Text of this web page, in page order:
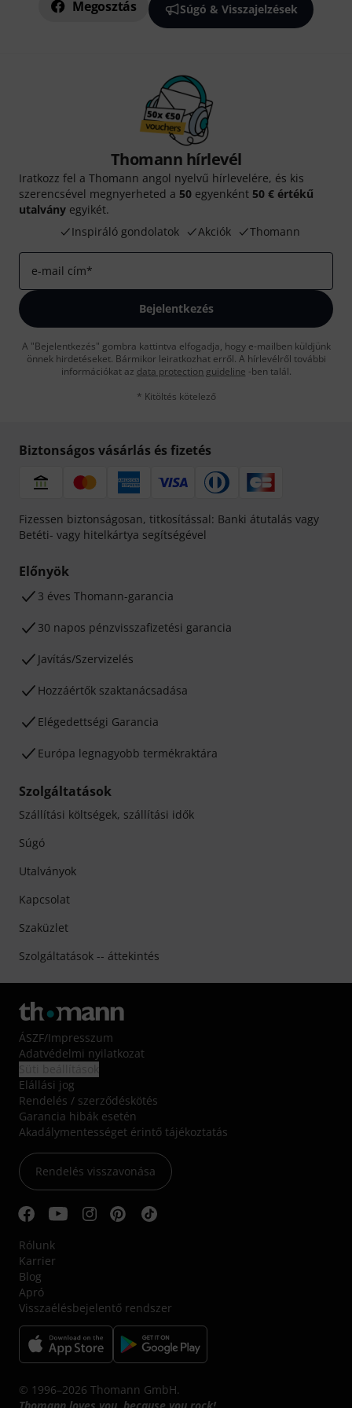
Megosztás Súgó & Visszajelzések
Thomann hírlevél
Iratkozz fel a Thomann angol nyelvű hírlevelére, és kis
szerencsével megnyerheted a 50 egyenként 50 € értékű
utalvány egyikét.
Inspiráló gondolatok
Akciók Thomann
e-mail cím*
Bejelentkezés
A "Bejelentkezés" gombra kattintva elfogadja, hogy e-mailben küldjünk
önnek hirdetéseket. Bármikor leiratkozhat erről. A hírlevélről további
információkat az data protection guideline -ben talál.
* Kitöltés kötelező
Biztonságos vásárlás és fizetés
Fizessen biztonságosan, titkosítással: Banki átutalás vagy
Betéti- vagy hitelkártya segítségével
Előnyök
3 éves Thomann-garancia
30 napos pénzvisszafizetési garancia
Javítás/Szervizelés
Hozzáértők szaktanácsadása
Elégedettségi Garancia
Európa legnagyobb termékraktára
Szolgáltatások
Szállítási költségek, szállítási idők
Súgó
Utalványok
Kapcsolat
Szaküzlet
Szolgáltatások -- áttekintés
ÁSZF/Impresszum
Adatvédelmi nyilatkozat
Elállási jog
Rendelés / szerződéskötés
Garancia hibák esetén
Akadálymentességet érintő tájékoztatás
Rendelés visszavonása
Rólunk
Karrier
Blog
Apró
Visszaélésbejelentő rendszer
© 1996–2026 Thomann GmbH.